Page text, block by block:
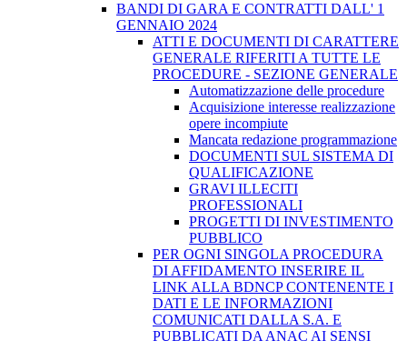
BANDI DI GARA E CONTRATTI DALL' 1
GENNAIO 2024
ATTI E DOCUMENTI DI CARATTERE
GENERALE RIFERITI A TUTTE LE
PROCEDURE - SEZIONE GENERALE
Automatizzazione delle procedure
Acquisizione interesse realizzazione
opere incompiute
Mancata redazione programmazione
DOCUMENTI SUL SISTEMA DI
QUALIFICAZIONE
GRAVI ILLECITI
PROFESSIONALI
PROGETTI DI INVESTIMENTO
PUBBLICO
PER OGNI SINGOLA PROCEDURA
DI AFFIDAMENTO INSERIRE IL
LINK ALLA BDNCP CONTENENTE I
DATI E LE INFORMAZIONI
COMUNICATI DALLA S.A. E
PUBBLICATI DA ANAC AI SENSI